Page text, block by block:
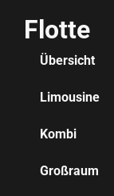
Flotte
Übersicht
Limousine
Kombi
Großraum